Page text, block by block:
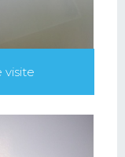
visite